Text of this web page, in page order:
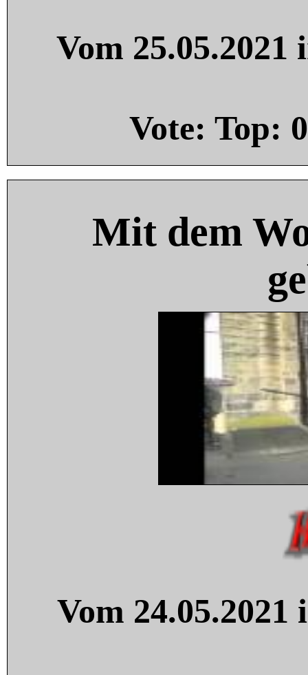
Vom
Vote: Top: 0
Mit dem
Vom 24.05.2021